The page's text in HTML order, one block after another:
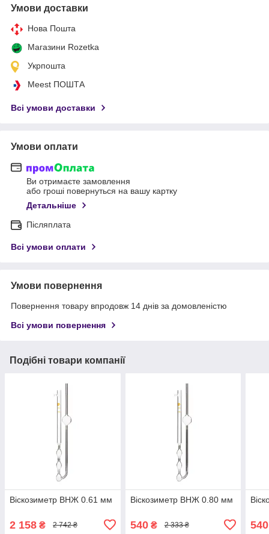
Умови доставки
Нова Пошта
Магазини Rozetka
Укрпошта
Meest ПОШТА
Всі умови доставки
Умови оплати
Ви отримаєте замовлення
або гроші повернуться на вашу картку
Детальніше
Післяплата
Всі умови оплати
Умови повернення
Повернення товару впродовж 14 днів за домовленістю
Всі умови повернення
Подібні товари компанії
Віскозиметр ВНЖ 0.61 мм
2 158 ₴ 2 742 ₴
Віскозиметр ВНЖ 0.80 мм
540₴ 2 333 ₴ 540